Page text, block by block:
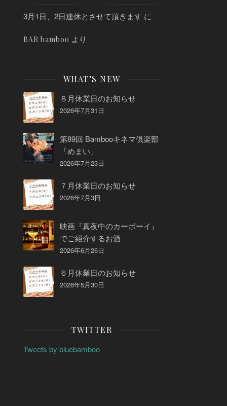
3月1日、2日連休とさせて頂きます に
BAR bamboo より
WHAT’S NEW
８月休業日のお知らせ
2026年7月31日
第89回 Bambooキネマ倶楽部
「めまい」
2026年7月23日
７月休業日のお知らせ
2026年7月3日
映画『真夜中のカーボーイ』
でご紹介するお酒
2026年6月26日
６月休業日のお知らせ
2026年5月30日
TWITTER
Tweets by bluebamboo